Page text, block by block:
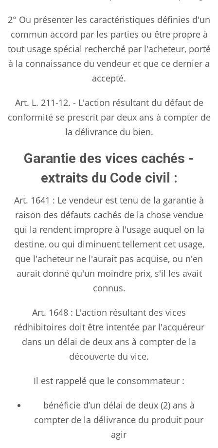
2° Ou présenter les caractéristiques définies d'un
commun accord par les parties ou être propre à
tout usage spécial recherché par l'acheteur, porté
à la connaissance du vendeur et que ce dernier a
accepté.
Art. L. 211-12. - L'action résultant du défaut de
conformité se prescrit par deux ans à compter de
la délivrance du bien.
Garantie des vices cachés -
extraits du Code civil :
Art. 1641 : Le vendeur est tenu de la garantie à
raison des défauts cachés de la chose vendue
qui la rendent impropre à l'usage auquel on la
destine, ou qui diminuent tellement cet usage,
que l'acheteur ne l'aurait pas acquise, ou n'en
aurait donné qu'un moindre prix, s'il les avait
connus.
Art. 1648 : L'action résultant des vices
rédhibitoires doit être intentée par l'acquéreur
dans un délai de deux ans à compter de la
découverte du vice.
Il est rappelé que le consommateur :
bénéficie d’un délai de deux (2) ans à
compter de la délivrance du produit pour
agir